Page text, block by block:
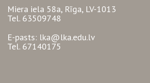
Miera iela 58a, Rīga, LV-1013
Tel. 63509748
E-pasts: lka@lka.edu.lv
Tel. 67140175